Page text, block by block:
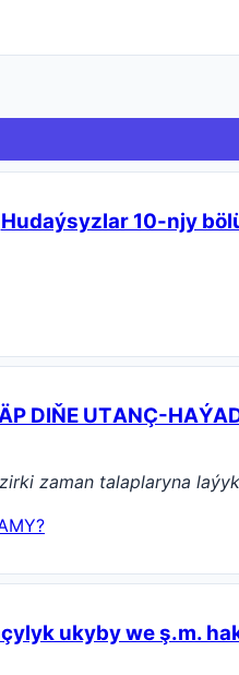
Hudaýsyzlar 10-njy
DIŇE UTАNÇ-
zaman talaplaryna
ukyby we ş.m.